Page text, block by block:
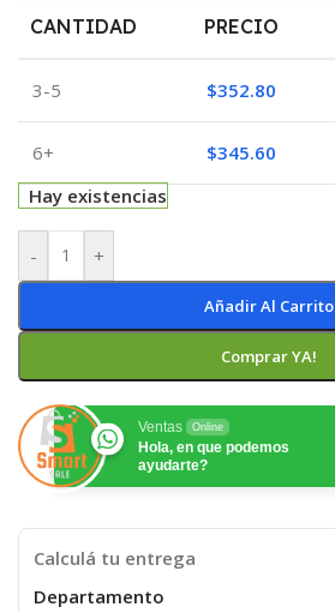
CANTIDAD PRECIO
3-5 $352.80
6+ $345.60
Hay existencias
- +
Añadir Al Carrito
Comprar YA!
Ventas Online
Hola, en que podemos
ayudarte?
Calculá tu entrega
Departamento